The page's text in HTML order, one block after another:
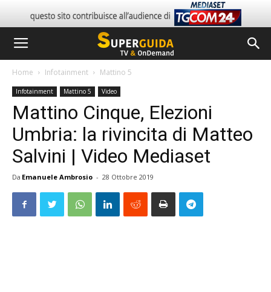
Home Infotainment Mattino 5
Infotainment Mattino 5 Video
Mattino Cinque, Elezioni
Umbria: la rivincita di Matteo
Salvini | Video Mediaset
Da Emanuele Ambrosio - 28 Ottobre 2019